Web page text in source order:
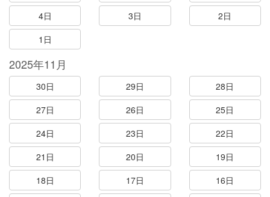
4日
3日
2日
1日
2025年11月
30日 29日
28日
27日
26日
25日
24日
23日
22日
21日
20日
19日
18日
17日
16日